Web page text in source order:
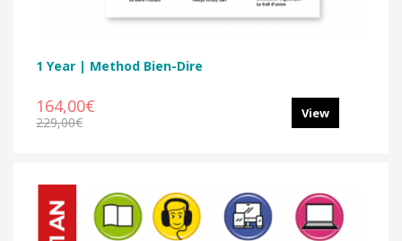
1 Year | Method Bien-Dire
164,00€
229,00€
View